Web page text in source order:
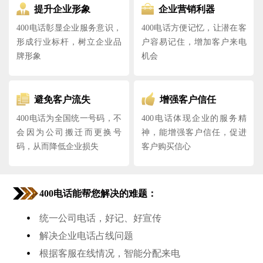
提升企业形象
400电话彰显企业服务意识，
形成行业标杆，树立企业品
牌形象
企业营销利器
400电话方便记忆，让潜在客
户容易记住，增加客户来电
机会
避免客户流失
400电话为全国统一号码，不
会因为公司搬迁而更换号
码，从而降低企业损失
增强客户信任
400电话体现企业的服务精
神，能增强客户信任，促进
客户购买信心
400电话能帮您解决的难题：
• 统一公司电话，好记、好宣传
• 解决企业电话占线问题
• 根据客服在线情况，智能分配来电